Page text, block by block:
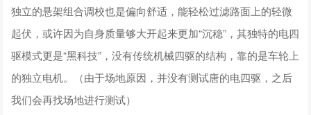
独立的悬架组合调校也是偏向舒适，能轻松过滤路面上的轻微
起伏，或许因为自身质量够大开起来更加“沉稳”，其独特的电四
驱模式更是“黑科技”，没有传统机械四驱的结构，靠的是车轮上
的独立电机。（由于场地原因，并没有测试唐的电四驱，之后
我们会再找场地进行测试）